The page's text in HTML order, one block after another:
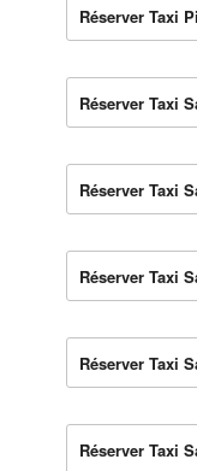
Réserver Taxi
Réserver Taxi
Réserver Taxi
Réserver Taxi
Réserver Taxi
Réserver Taxi